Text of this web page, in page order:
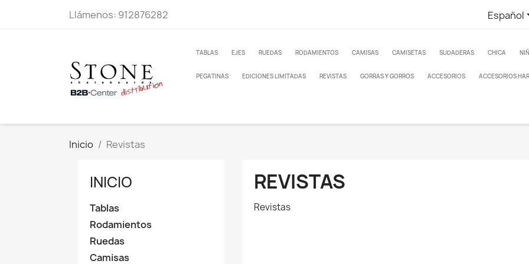
Llámenos: 912876282 Español
TABLAS EJES RUEDAS RODAMIENTOS CAMISAS CAMISETAS SUDADERAS CHICA
PEGATINAS EDICIONES LIMITADAS REVISTAS GORRAS Y GORROS ACCESORIOS ACCESORIOS
Inicio Revistas
INICIO
Tablas
Rodamientos
Ruedas
Camisas
REVISTAS
Revistas